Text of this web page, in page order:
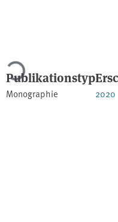
Lade...
Publikationstyp
Monographie 2020